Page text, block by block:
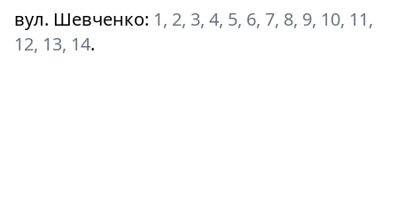
вул. Шевченко: 1, 2, 3, 4, 5, 6, 7, 8, 9, 10, 11,
12, 13, 14.